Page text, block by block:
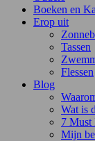
Boeken en
Erop uit
Tassen
Flessen
Blog
Wat is
7 Must
Mijn